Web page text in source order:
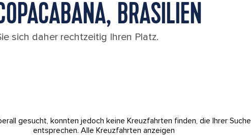
BRASILIEN
sich daher rechtzeitig Ihren Platz.
gesucht, konnten jedoch keine Kreuzfahrten finden, die Ihrer Suche
entsprechen. Alle Kreuzfahrten anzeigen